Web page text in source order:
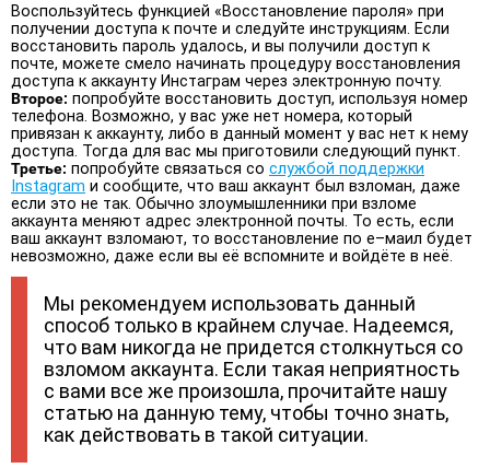
Воспользуйтесь функцией «Восстановление пароля» при
получении доступа к почте и следуйте инструкциям. Если
восстановить пароль удалось, и вы получили доступ к
почте, можете смело начинать процедуру восстановления
доступа к аккаунту Инстаграм через электронную почту.
Второе: попробуйте восстановить доступ, используя номер
телефона. Возможно, у вас уже нет номера, который
привязан к аккаунту, либо в данный момент у вас нет к нему
доступа. Тогда для вас мы приготовили следующий пункт.
Третье: попробуйте связаться со службой поддержки
Instagram и сообщите, что ваш аккаунт был взломан, даже
если это не так. Обычно злоумышленники при взломе
аккаунта меняют адрес электронной почты. То есть, если
ваш аккаунт взломают, то восстановление по е–маил будет
невозможно, даже если вы её вспомните и войдёте в неё.
Мы рекомендуем использовать данный
способ только в крайнем случае. Надеемся,
что вам никогда не придется столкнуться со
взломом аккаунта. Если такая неприятность
с вами все же произошла, прочитайте нашу
статью на данную тему, чтобы точно знать,
как действовать в такой ситуации.